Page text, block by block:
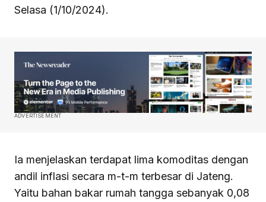
Selasa (1/10/2024).
ADVERTISEMENT
Ia menjelaskan terdapat lima komoditas dengan
andil inflasi secara m-t-m terbesar di Jateng.
Yaitu bahan bakar rumah tangga sebanyak 0,08